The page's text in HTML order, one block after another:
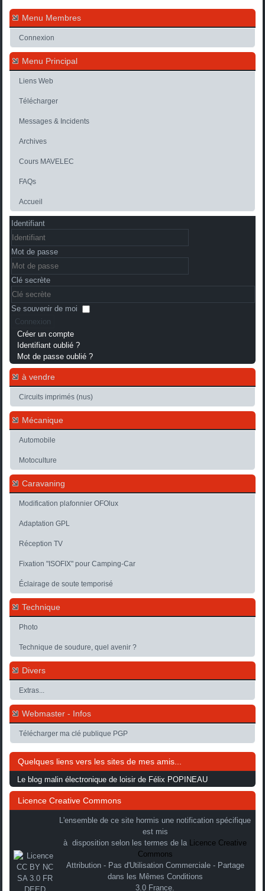
Menu Membres
Connexion
Menu Principal
Liens Web
Télécharger
Messages & Incidents
Archives
Cours MAVELEC
FAQs
Accueil
Identifiant
Mot de passe
Clé secrète
Se souvenir de moi
Connexion
Créer un compte
Identifiant oublié ?
Mot de passe oublié ?
à vendre
Circuits imprimés (nus)
Mécanique
Automobile
Motoculture
Caravaning
Modification plafonnier OFOlux
Adaptation GPL
Réception TV
Fixation "ISOFIX" pour Camping-Car
Éclairage de soute temporisé
Technique
Photo
Technique de soudure, quel avenir ?
Divers
Extras...
Webmaster - Infos
Télécharger ma clé publique PGP
Quelques liens vers les sites de mes amis...
Le blog malin électronique de loisir de Félix POPINEAU
Licence Creative Commons
L'ensemble de ce site hormis une notification spécifique
est mis
à disposition selon les termes de la Licence Creative
Commons
Attribution - Pas d'Utilisation Commerciale - Partage
dans les Mêmes Conditions
3.0 France.